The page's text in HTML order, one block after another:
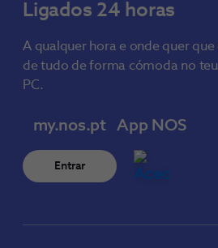
Ligados 24 horas
A qualquer hora e onde quer
de tudo de forma cómoda no
PC.
my.nos.pt
Entrar
App NOS